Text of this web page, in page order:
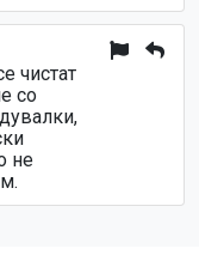
чистат
со
не